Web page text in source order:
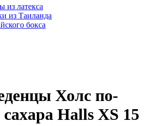
из латекса
из Таиланда
бокса
Холс по-
сахара Halls XS 15